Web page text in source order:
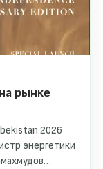
рынке
2026
энергетики